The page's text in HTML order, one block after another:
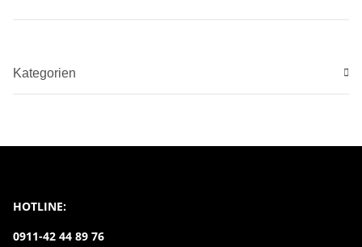
Kategorien
HOTLINE:
0911-42 44 89 76